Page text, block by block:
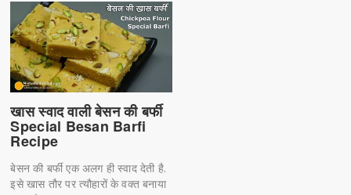
खास स्वाद वाली बेसन की बर्फी
Special Besan Barfi
Recipe
बेसन की बर्फी एक अलग ही स्वाद देती है.
इसे खास तौर पर त्यौहारों के वक्त बनाया